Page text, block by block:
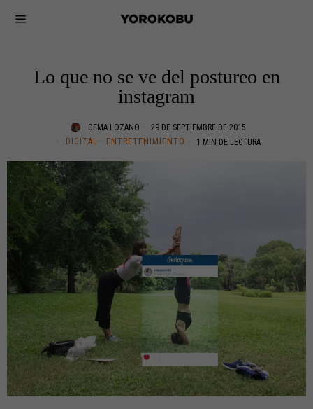
Lo que no se ve del postureo en
instagram
GEMA LOZANO
29 DE SEPTIEMBRE DE 2015
DIGITAL · ENTRETENIMIENTO 1 MIN DE LECTURA